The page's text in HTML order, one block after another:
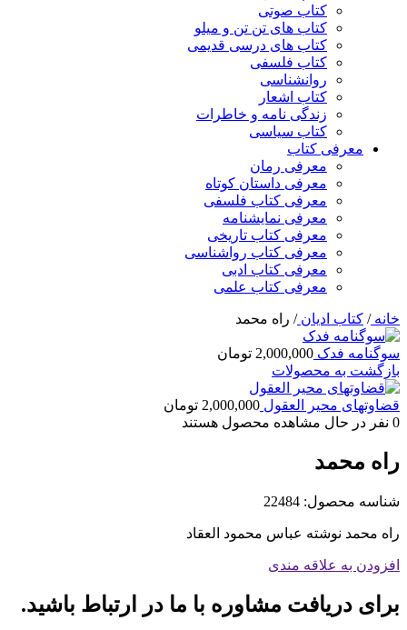
کتاب صوتی
کتاب های تن تن و میلو
کتاب های درسی قدیمی
کتاب فلسفی
روانشناسی
کتاب اشعار
زندگی نامه و خاطرات
کتاب سیاسی
معرفی کتاب
معرفی رمان
معرفی داستان کوتاه
معرفی کتاب فلسفی
معرفی نمایشنامه
معرفی کتاب تاریخی
معرفی کتاب رواشناسی
معرفی کتاب ادبی
معرفی کتاب علمی
خانه/ کتاب ادیان/ راه محمد
سوگنامه فدک 2,000,000 تومان
بازگشت به محصولات
قضاوتهای محیر العقول 2,000,000 تومان
0 نفر در حال مشاهده محصول هستند
راه محمد
شناسه محصول: 22484
راه محمد نوشته عباس محمود العقاد
افزودن به علاقه مندی
برای دریافت مشاوره با ما در ارتباط باشید.